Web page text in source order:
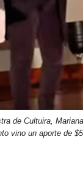
de Cultuira,
vino un aporte de